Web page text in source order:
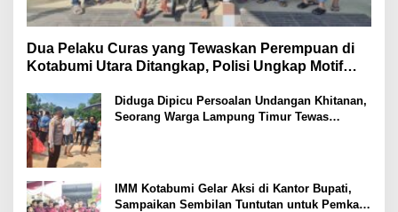
Dua Pelaku Curas yang Tewaskan Perempuan di
Kotabumi Utara Ditangkap, Polisi Ungkap Motif
Diduga Dipicu Persoalan Undangan Khitanan,
Seorang Warga Lampung Timur Tewas
IMM Kotabumi Gelar Aksi di Kantor Bupati,
Sampaikan Sembilan Tuntutan untuk Pemkab